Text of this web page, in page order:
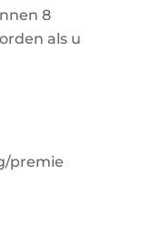
8
als u
premie